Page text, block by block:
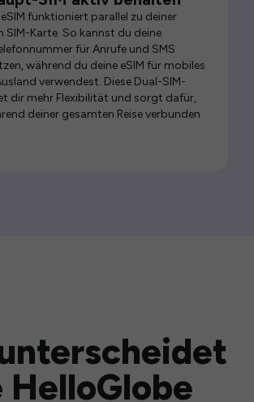
funktioniert parallel zu deiner
SIM-Karte. So kannst du deine
für Anrufe und SMS
während du deine eSIM für mobiles
verwendest. Diese Dual-SIM-
dir mehr Flexibilität und sorgt dafür,
deiner gesamten Reise verbunden
HelloGlobe